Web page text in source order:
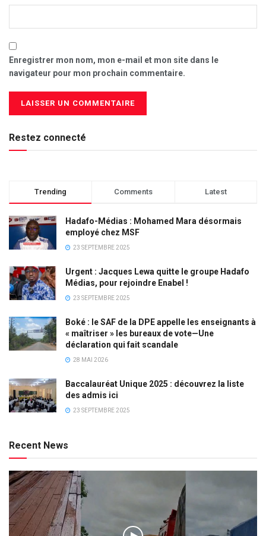
Enregistrer mon nom, mon e-mail et mon site dans le
navigateur pour mon prochain commentaire.
Restez connecté
Trending Comments Latest
Hadafo-Médias : Mohamed Mara désormais
employé chez MSF
23 SEPTEMBRE 2025
Urgent : Jacques Lewa quitte le groupe Hadafo
Médias, pour rejoindre Enabel !
23 SEPTEMBRE 2025
Boké : le SAF de la DPE appelle les enseignants à
« maîtriser » les bureaux de vote—Une
déclaration qui fait scandale
28 MAI 2026
Baccalauréat Unique 2025 : découvrez la liste
des admis ici
23 SEPTEMBRE 2025
Recent News